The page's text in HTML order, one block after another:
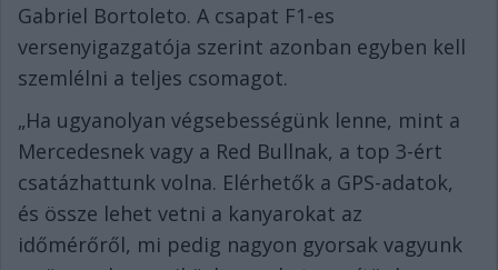
Gabriel Bortoleto. A csapat F1-es
versenyigazgatója szerint azonban egyben kell
szemlélni a teljes csomagot.
„Ha ugyanolyan végsebességünk lenne, mint a
Mercedesnek vagy a Red Bullnak, a top 3-ért
csatázhattunk volna. Elérhetők a GPS-adatok,
és össze lehet vetni a kanyarokat az
időmérőről, mi pedig nagyon gyorsak vagyunk